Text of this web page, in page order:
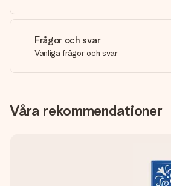
Frågor och svar
Vanliga frågor och svar
Våra rekommendationer